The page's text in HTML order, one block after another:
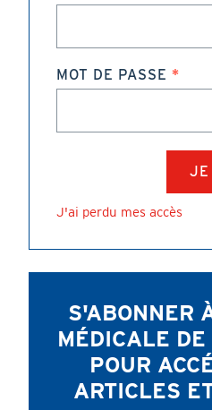
MOT DE PASSE
J'ai perdu mes accès
S'ABONNER
MÉDICALE
POUR
ARTICLES